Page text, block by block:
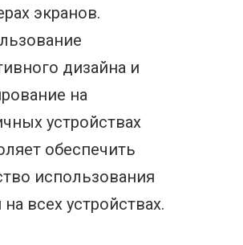
экранов.
дизайна и
на
устройствах
обеспечить
использования
всех устройствах.